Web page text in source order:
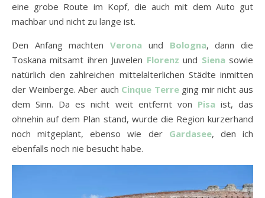
eine grobe Route im Kopf, die auch mit dem Auto gut
machbar und nicht zu lange ist.
Den Anfang machtenVerona und Bologna, dann die
Toskana mitsamt ihren Juwelen Florenz und Sienasowie
natürlich den zahlreichen mittelalterlichen Städte inmitten
der Weinberge. Aber auch Cinque Terreging mir nicht aus
dem Sinn. Da es nicht weit entfernt von Pisaist, das
ohnehin auf dem Plan stand, wurde die Region kurzerhand
noch mitgeplant, ebenso wie der Gardasee, den ich
ebenfalls noch nie besucht habe.